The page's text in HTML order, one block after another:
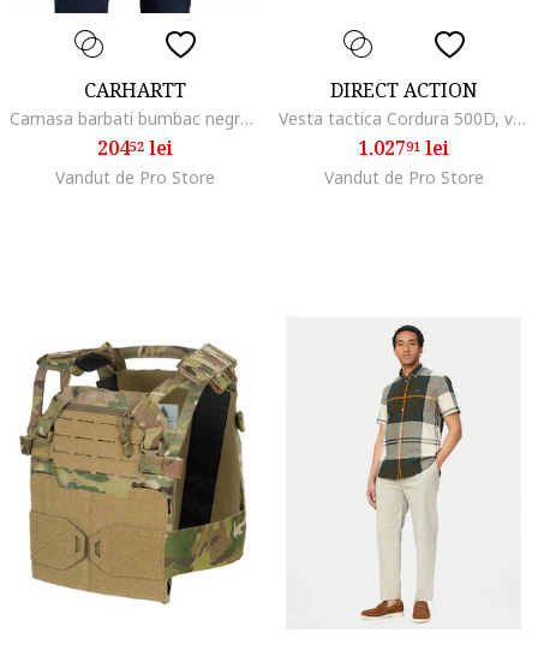
CARHARTT
Camasa barbati bumbac negru Midweight Chambray,
20452lei
Vandut de Pro Store
DIRECT ACTION
Vesta tactica Cordura 500D, verde ranger,
1.02791 lei
Vandut de Pro Store